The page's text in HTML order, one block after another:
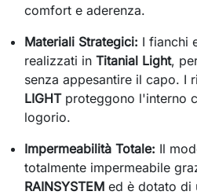
comfort e aderenza.
Materiali Strategici: I fianchi
realizzati inTitanial Light,
senza appesantire il capo. I
LIGHTproteggono l'interno
logorio.
Impermeabilità Totale: Il
totalmente impermeabile
RAINSYSTEM ed è dotato di